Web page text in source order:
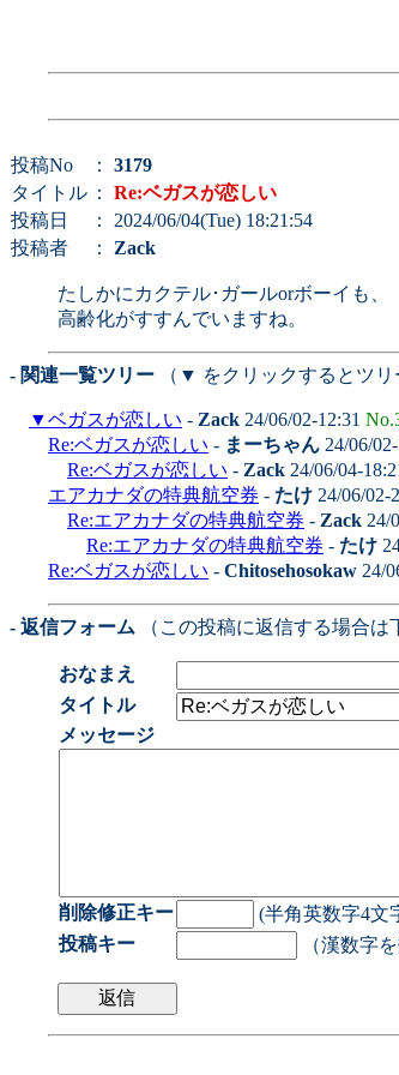
投稿No ： 3179
タイトル ： Re:ベガスが恋しい
投稿日
： 2024/06/04(Tue) 18:21:54
投稿者
： Zack
たしかにカクテル･ガールorボーイも、
高齢化がすすんでいますね。
- 関連一覧ツリー （▼ をクリックするとツリ
▼ベガスが恋しい - Zack 24/06/02-12:31
Re:ベガスが恋しい - まーちゃん 24/06/
Re:ベガスが恋しい - Zack 24/06/04-
エアカナダの特典航空券 - たけ 24/06/02-
Re:エアカナダの特典航空券 - Zack 24/
Re:エアカナダの特典航空券 - たけ
Re:ベガスが恋しい - Chitosehosokaw 24/
- 返信フォーム （この投稿に返信する場合は
おなまえ
タイトル
メッセージ
削除修正キー
(半角英数字4文
投稿キー
（漢数字